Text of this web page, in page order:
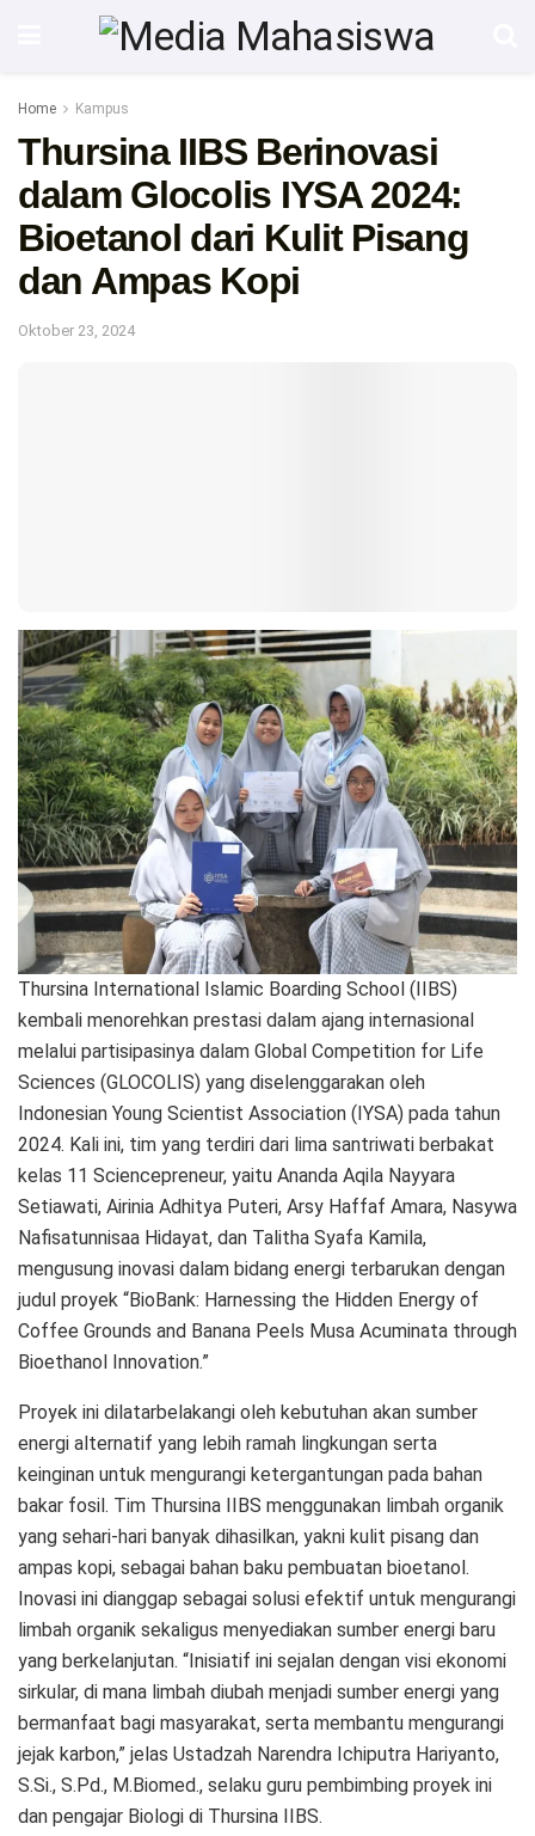
Home Kampus
Thursina IIBS Berinovasi
dalam Glocolis IYSA 2024:
Bioetanol dari Kulit Pisang
dan Ampas Kopi
Oktober 23, 2024
Thursina International Islamic Boarding School (IIBS)
kembali menorehkan prestasi dalam ajang internasional
melalui partisipasinya dalam Global Competition for Life
Sciences (GLOCOLIS) yang diselenggarakan oleh
Indonesian Young Scientist Association (IYSA) pada tahun
2024. Kali ini, tim yang terdiri dari lima santriwati berbakat
kelas 11 Sciencepreneur, yaitu Ananda Aqila Nayyara
Setiawati, Airinia Adhitya Puteri, Arsy Haffaf Amara, Nasywa
Nafisatunnisaa Hidayat, dan Talitha Syafa Kamila,
mengusung inovasi dalam bidang energi terbarukan dengan
judul proyek “BioBank: Harnessing the Hidden Energy of
Coffee Grounds and Banana Peels Musa Acuminata through
Bioethanol Innovation.”
Proyek ini dilatarbelakangi oleh kebutuhan akan sumber
energi alternatif yang lebih ramah lingkungan serta
keinginan untuk mengurangi ketergantungan pada bahan
bakar fosil. Tim Thursina IIBS menggunakan limbah organik
yang sehari-hari banyak dihasilkan, yakni kulit pisang dan
ampas kopi, sebagai bahan baku pembuatan bioetanol.
Inovasi ini dianggap sebagai solusi efektif untuk mengurangi
limbah organik sekaligus menyediakan sumber energi baru
yang berkelanjutan. “Inisiatif ini sejalan dengan visi ekonomi
sirkular, di mana limbah diubah menjadi sumber energi yang
bermanfaat bagi masyarakat, serta membantu mengurangi
jejak karbon,” jelas Ustadzah Narendra Ichiputra Hariyanto,
S.Si., S.Pd., M.Biomed., selaku guru pembimbing proyek ini
dan pengajar Biologi di Thursina IIBS.